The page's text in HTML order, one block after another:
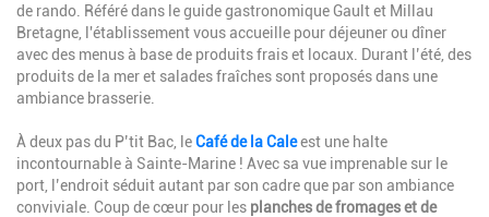
de rando. Référé dans le guide gastronomique Gault et Millau
Bretagne, l'établissement vous accueille pour déjeuner ou dîner
avec des menus à base de produits frais et locaux. Durant l’été, des
produits de la mer et salades fraîches sont proposés dans une
ambiance brasserie.
À deux pas du P’tit Bac, leCafé de la Caleest une halte
incontournable à Sainte-Marine ! Avec sa vue imprenable sur le
port, l’endroit séduit autant par son cadre que par son ambiance
conviviale. Coup de cœur pour les planches de fromages et de